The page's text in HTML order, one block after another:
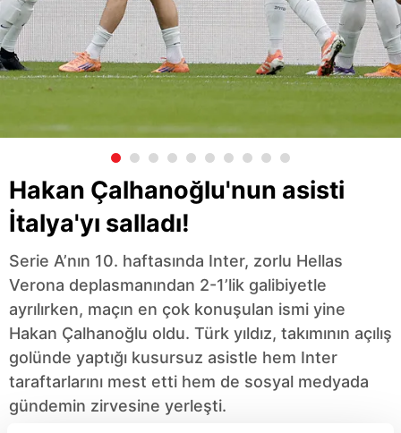
Hakan Çalhanoğlu'nun asisti
İtalya'yı salladı!
Serie A’nın 10. haftasında Inter, zorlu Hellas
Verona deplasmanından 2-1’lik galibiyetle
ayrılırken, maçın en çok konuşulan ismi yine
Hakan Çalhanoğlu oldu. Türk yıldız, takımının açılış
golünde yaptığı kusursuz asistle hem Inter
taraftarlarını mest etti hem de sosyal medyada
gündemin zirvesine yerleşti.